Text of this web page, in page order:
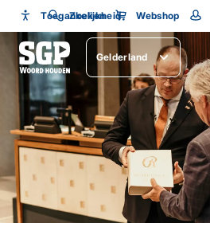
Toegankelijkheid
Toegankelijkheid
Lettergrootte
Zoeken Webshop
Gelderland